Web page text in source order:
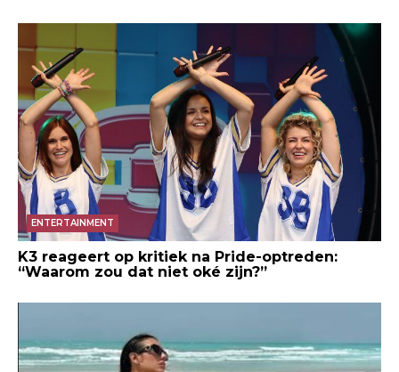
ENTERTAINMENT
K3 reageert op kritiek na Pride-optreden:
“Waarom zou dat niet oké zijn?”